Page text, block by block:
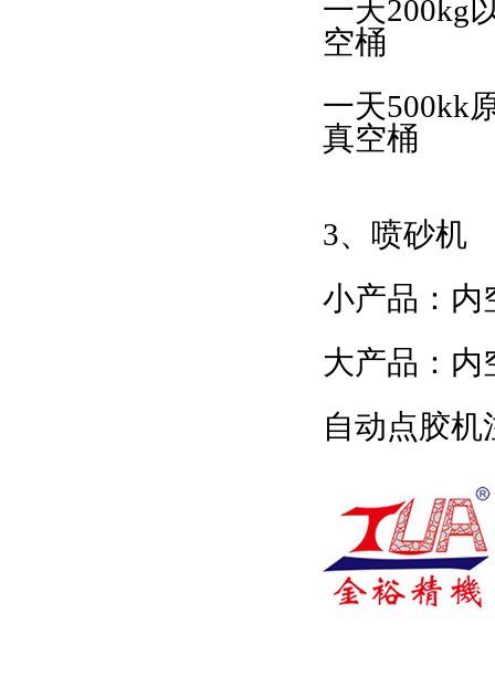
一天200kg
空桶
一天500kk
真空桶
3、喷砂机
小产品：内
大产品：内
自动点胶机